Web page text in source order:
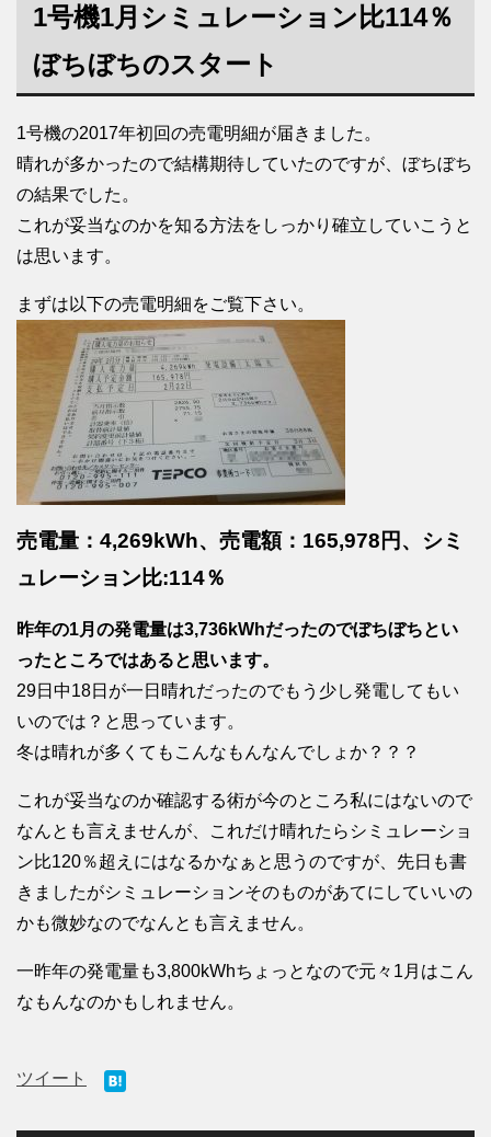
1号機1月シミュレーション比114％
ぼちぼちのスタート
1号機の2017年初回の売電明細が届きました。
晴れが多かったので結構期待していたのですが、ぼちぼち
の結果でした。
これが妥当なのかを知る方法をしっかり確立していこうと
は思います。
まずは以下の売電明細をご覧下さい。
売電量：4,269kWh、売電額：165,978円、シミ
ュレーション比:114％
昨年の1月の発電量は3,736kWhだったのでぼちぼちとい
ったところではあると思います。
29日中18日が一日晴れだったのでもう少し発電してもい
いのでは？と思っています。
冬は晴れが多くてもこんなもんなんでしょか？？？
これが妥当なのか確認する術が今のところ私にはないので
なんとも言えませんが、これだけ晴れたらシミュレーショ
ン比120％超えにはなるかなぁと思うのですが、先日も書
きましたがシミュレーションそのものがあてにしていいの
かも微妙なのでなんとも言えません。
一昨年の発電量も3,800kWhちょっとなので元々1月はこん
なもんなのかもしれません。
ツイート